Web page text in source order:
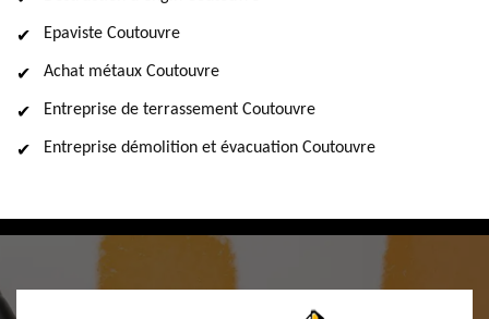
Epaviste Coutouvre
Achat métaux Coutouvre
Entreprise de terrassement Coutouvre
Entreprise démolition et évacuation Coutouvre